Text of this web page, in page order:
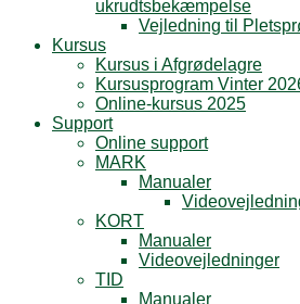
ukrudtsbekæmpelse
Vejledning til
Kursus
Kursus i Afgrødelagre
Kursusprogram Vinter
Online-kursus 2025
Support
Online support
MARK
Manualer
KORT
Manualer
Videovejledninger
TID
Manualer